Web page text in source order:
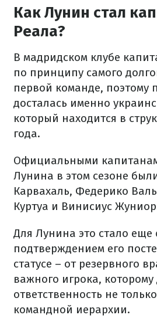
Как Лунин стал
Реала?
В мадридском клубе
по принципу самого
первой команде, поэтому
досталась именно
который находится в
года.
Официальными
Лунина в этом сезоне
Карвахаль, Федерико
Куртуа и Винисиус
Для Лунина это стало еще
подтверждением его
статусе – от резервного
важного игрока,
ответственность не
командной иерархии.